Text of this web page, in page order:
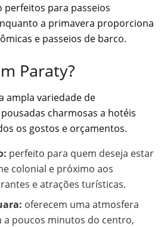
para passeios
a primavera proporciona
e passeios de barco.
Paraty?
ampla variedade de
charmosas a hotéis
os gostos e orçamentos.
perfeito para quem deseja estar
colonial e próximo aos
e atrações turísticas.
oferecem uma atmosfera
a poucos minutos do centro,